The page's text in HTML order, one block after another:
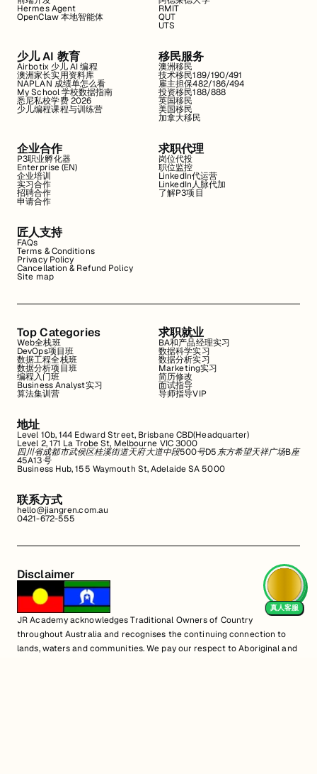
Hermes Agent
OpenClaw 本地智能体
RMIT
QUT
UTS
少儿 AI 教育
Airbotix 少儿 AI 编程
澳洲家长实用资料库
NAPLAN 成绩单怎么看
My School 学校数据指南
悉尼私校学费 2026
少儿编程课程与训练营
移民服务
澳洲移民
技术移民189/190/491
雇主担保482/186/494
投资移民188/888
英国移民
美国移民
加拿大移民
企业合作
P3职业孵化器
Enterprise (EN)
企业培训
实习合作
招聘合作
申请合作
求职代理
岗位代投
职位监控
LinkedIn代运营
LinkedIn人脉代加
了解P3项目
匠人支持
FAQs
Terms & Conditions
Privacy Policy
Cancellation & Refund Policy
Site map
Top Categories
Web全栈班
DevOps项目班
数据工程全栈班
数据分析项目班
编程入门班
Business Analyst实习
算法集训营
求职就业
BA和产品经理实习
数据科学实习
数据分析实习
Marketing实习
简历修改
面试指导
导师指导VIP
地址
Level 10b, 144 Edward Street, Brisbane CBD(Headquarter)
Level 2, 171 La Trobe St, Melbourne VIC 3000
四川省成都市武侯区桂溪街道天府大道中段500号D5东方希望天祥广场B座
45A13号
Business Hub, 155 Waymouth St, Adelaide SA 5000
联系方式
hello@jiangren.com.au
0421-672-555
Disclaimer
JR Academy acknowledges Traditional Owners of Country
throughout Australia and recognises the continuing connection to
lands, waters and communities. We pay our respect to Aboriginal and
真人客服